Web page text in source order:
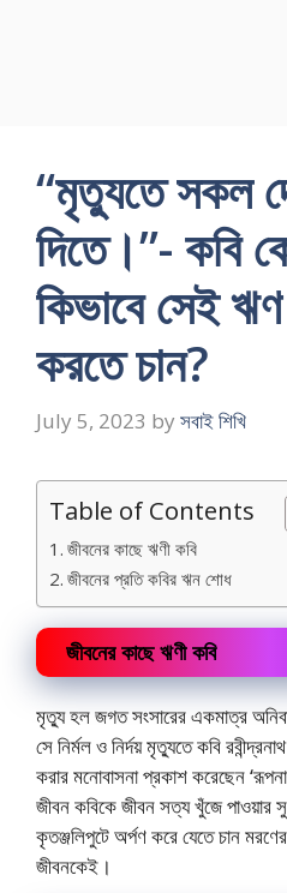
“মৃত্যুতে সকল
দিতে।”- কবি
কিভাবে সেই
করতে চান?
July 5, 2023 by সবাই শিখি
Table of Contents
জীবনের কাছে ঋণী কবি
জীবনের প্রতি কবির ঋন শোধ
জীবনের কাছে ঋণী কবি
মৃত্যু হল জগত সংসারের একমাত্র
সে নির্মল ও নির্দয় মৃত্যুতে কবি
করার মনোবাসনা প্রকাশ করেছেন
জীবন কবিকে জীবন সত্য খুঁজে পাওয়ার
কৃতঞ্জলিপুটে অর্পণ করে যেতে চান
জীবনকেই।